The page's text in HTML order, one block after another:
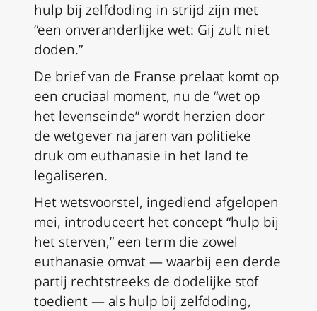
hulp bij zelfdoding in strijd zijn met
“een onveranderlijke wet: Gij zult niet
doden.”
De brief van de Franse prelaat komt op
een cruciaal moment, nu de “wet op
het levenseinde” wordt herzien door
de wetgever na jaren van politieke
druk om euthanasie in het land te
legaliseren.
Het wetsvoorstel, ingediend afgelopen
mei, introduceert het concept “hulp bij
het sterven,” een term die zowel
euthanasie omvat — waarbij een derde
partij rechtstreeks de dodelijke stof
toedient — als hulp bij zelfdoding,